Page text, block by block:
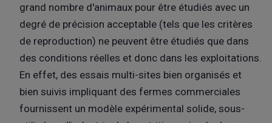
grand nombre d'animaux pour être étudiés avec un
degré de précision acceptable (tels que les critères
de reproduction) ne peuvent être étudiés que dans
des conditions réelles et donc dans les exploitations.
En effet, des essais multi-sites bien organisés et
bien suivis impliquant des fermes commerciales
fournissent un modèle expérimental solide, sous-